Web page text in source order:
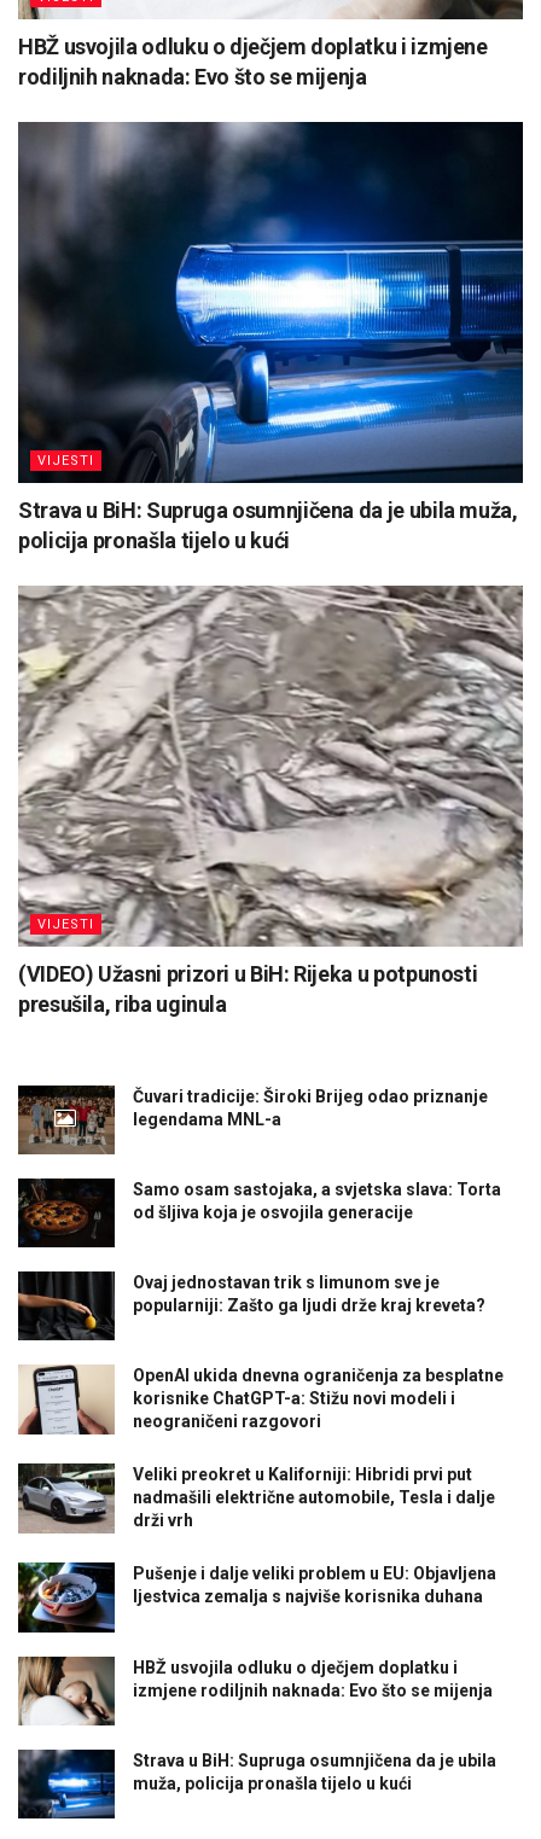
HBŽ usvojila odluku o dječjem doplatku i izmjene
rodiljnih naknada: Evo što se mijenja
VIJESTI
Strava u BiH: Supruga osumnjičena da je ubila muža,
policija pronašla tijelo u kući
VIJESTI
(VIDEO) Užasni prizori u BiH: Rijeka u potpunosti
presušila, riba uginula
Čuvari tradicije: Široki Brijeg odao priznanje
legendama MNL-a
Samo osam sastojaka, a svjetska slava: Torta
od šljiva koja je osvojila generacije
Ovaj jednostavan trik s limunom sve je
popularniji: Zašto ga ljudi drže kraj kreveta?
OpenAI ukida dnevna ograničenja za besplatne
korisnike ChatGPT-a: Stižu novi modeli i
neograničeni razgovori
Veliki preokret u Kaliforniji: Hibridi prvi put
nadmašili električne automobile, Tesla i dalje
drži vrh
Pušenje i dalje veliki problem u EU: Objavljena
ljestvica zemalja s najviše korisnika duhana
HBŽ usvojila odluku o dječjem doplatku i
izmjene rodiljnih naknada: Evo što se mijenja
Strava u BiH: Supruga osumnjičena da je ubila
muža, policija pronašla tijelo u kući